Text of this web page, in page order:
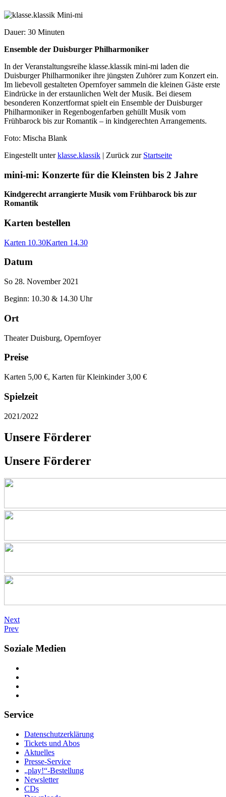
Dauer: 30 Minuten
Ensemble der Duisburger Philharmoniker
In der Veranstaltungsreihe klasse.klassik mini-mi laden die
Duisburger Philharmoniker ihre jüngsten Zuhörer zum Konzert ein.
Im liebevoll gestalteten Opernfoyer sammeln die kleinen Gäste erste
Ein­drücke in der erstaunlichen Welt der Musik. Bei diesem
besonderen Konzertformat spielt ein Ensemble der Duisburger
Philharmoniker in Regenbogen­farben gehüllt Musik vom
Frühbarock bis zur Romantik – in kindgerechten Arrangements.
Foto: Mischa Blank
Eingestellt unterklasse.klassik | Zurück zur Startseite
mini-mi: Konzerte für die Kleinsten bis 2 Jahre
Kindgerecht arrangierte Musik vom Frühbarock bis zur
Romantik
Karten bestellen
Karten 10.30Karten 14.30
Datum
So 28. November 2021
Beginn: 10.30 & 14.30 Uhr
Ort
Theater Duisburg, Opernfoyer
Preise
Karten 5,00 €, Karten für Kleinkinder 3,00 €
Spielzeit
2021/2022
Unsere Förderer
Unsere Förderer
Next
Prev
Soziale Medien
Service
Datenschutzerklärung
Tickets und Abos
Aktuelles
Presse-Service
„play!“-Bestellung
Newsletter
CDs